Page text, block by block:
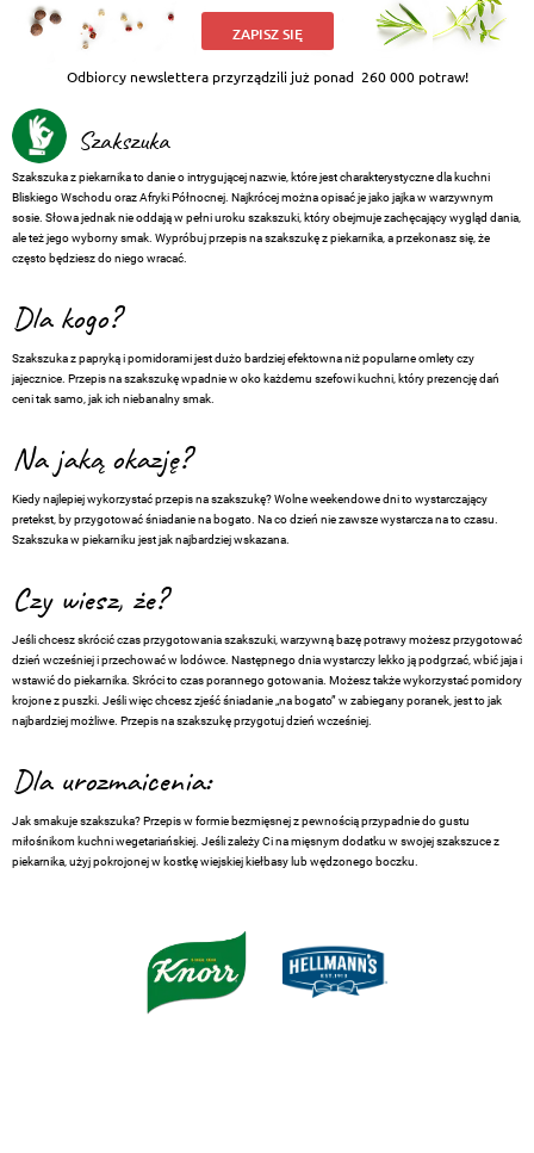
ZAPISZ SIĘ
Odbiorcy newslettera przyrządzili już ponad 260 000 potraw!
Szakszuka
Szakszuka z piekarnika to danie o intrygującej nazwie, które jest charakterystyczne dla kuchni
Bliskiego Wschodu oraz Afryki Północnej. Najkrócej można opisać je jako jajka w warzywnym
sosie. Słowa jednak nie oddają w pełni uroku szakszuki, który obejmuje zachęcający wygląd dania,
ale też jego wyborny smak. Wypróbuj przepis na szakszukę z piekarnika, a przekonasz się, że
często będziesz do niego wracać.
Dla kogo?
Szakszuka z papryką i pomidorami jest dużo bardziej efektowna niż popularne omlety czy
jajecznice. Przepis na szakszukę wpadnie w oko każdemu szefowi kuchni, który prezencję dań
ceni tak samo, jak ich niebanalny smak.
Na jaką okazję?
Kiedy najlepiej wykorzystać przepis na szakszukę? Wolne weekendowe dni to wystarczający
pretekst, by przygotować śniadanie na bogato. Na co dzień nie zawsze wystarcza na to czasu.
Szakszuka w piekarniku jest jak najbardziej wskazana.
Czy wiesz, że?
Jeśli chcesz skrócić czas przygotowania szakszuki, warzywną bazę potrawy możesz przygotować
dzień wcześniej i przechować w lodówce. Następnego dnia wystarczy lekko ją podgrzać, wbić jaja i
wstawić do piekarnika. Skróci to czas porannego gotowania. Możesz także wykorzystać pomidory
krojone z puszki. Jeśli więc chcesz zjeść śniadanie „na bogato” w zabiegany poranek, jest to jak
najbardziej możliwe. Przepis na szakszukę przygotuj dzień wcześniej.
Dla urozmaicenia:
Jak smakuje szakszuka? Przepis w formie bezmięsnej z pewnością przypadnie do gustu
miłośnikom kuchni wegetariańskiej. Jeśli zależy Ci na mięsnym dodatku w swojej szakszuce z
piekarnika, użyj pokrojonej w kostkęwiejskiej kiełbasy lub wędzonego boczku.